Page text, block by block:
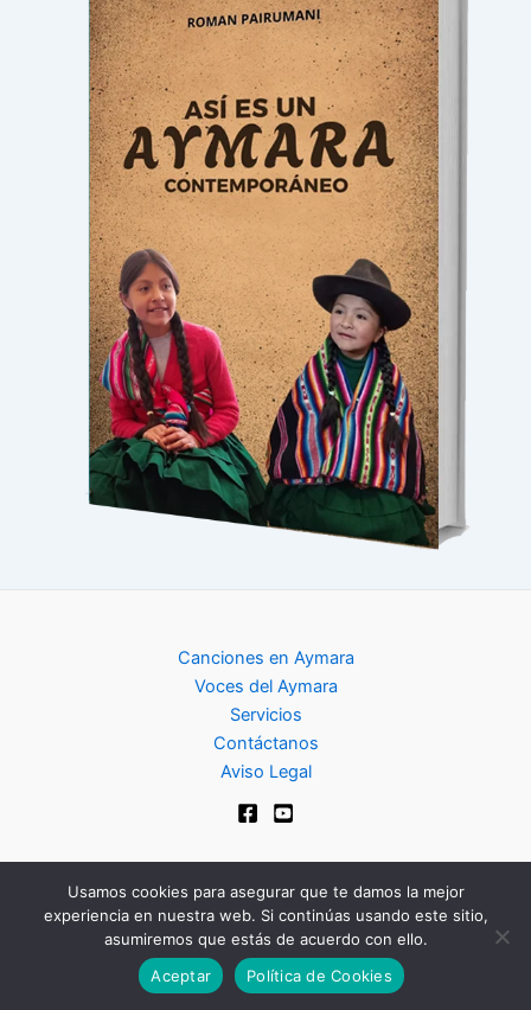
Canciones en Aymara
Voces del Aymara
Servicios
Contáctanos
Aviso Legal
Copyright © 2024 | Club de Aymara
Usamos cookies para asegurar que te damos la mejor
experiencia en nuestra web. Si continúas usando este sitio,
asumiremos que estás de acuerdo con ello.
Aceptar
Política de Cookies